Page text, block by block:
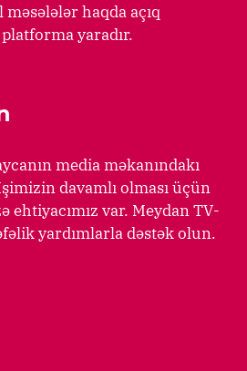
haqda açıq
yaradır.
media məkanındakı
davamlı olması üçün
ehtiyacımız var. Meydan TV-
yardımlarla dəstək olun.